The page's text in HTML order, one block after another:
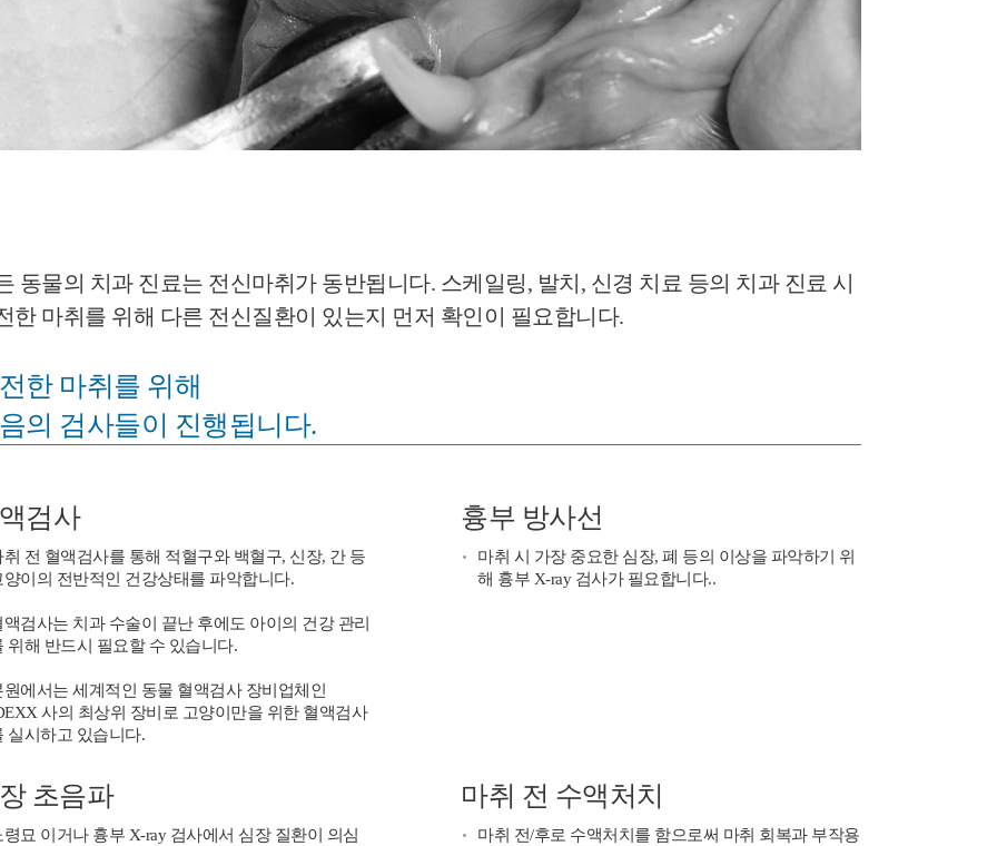
동물의 치과 진료는 전신마취가 동반됩니다. 스케일링, 발치, 신경 치료 등의 치과 진료 시
한 마취를 위해 다른 전신질환이 있는지 먼저 확인이 필요합니다.
한 마취를 위해
의 검사들이 진행됩니다.
검사
취 전 혈액검사를 통해 적혈구와 백혈구, 신장, 간 등
양이의 전반적인 건강상태를 파악합니다.
액검사는 치과 수술이 끝난 후에도 아이의 건강 관리
위해 반드시 필요할 수 있습니다.
원에서는 세계적인 동물 혈액검사 장비업체인
사의 최상위 장비로 고양이만을 위한 혈액검사
실시하고 있습니다.
흉부 방사선
마취 시 가장 중요한 심장, 폐 등의 이상을 파악하기 위
해 흉부 X-ray 검사가 필요합니다..
초음파
령묘 이거나 흉부 X-ray 검사에서 심장 질환이 의심
마취 전 수액처치
마취 전/후로 수액처치를 함으로써 마취 회복과 부작용